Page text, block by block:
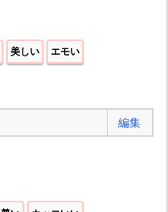
美しい エモい
編集